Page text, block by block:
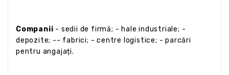
Companii - sedii de firmă; - hale industriale; -
depozite; -- fabrici; - centre logistice; - parcări
pentru angajați.